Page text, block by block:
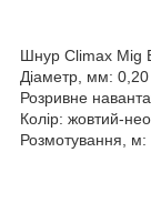
Шнур Climax Mig
Діаметр, мм: 0,20
Розривне
Колір: жовтий-
Розмотування, м: